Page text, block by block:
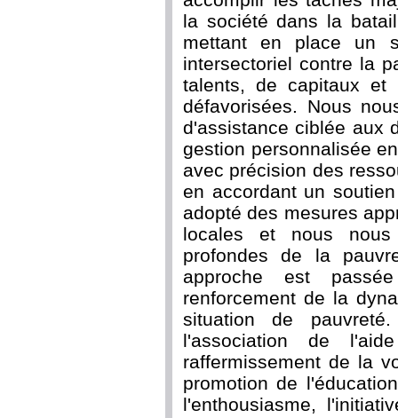
la société dans la
mettant en place un
intersectoriel contre la
talents, de capitaux et
défavorisées. Nous
d'assistance ciblée aux
gestion personnalisée
avec précision des
en accordant un
adopté des mesures
locales et nous
profondes de la
approche est
renforcement de la
situation de
l'association de
raffermissement de la
promotion de
l'enthousiasme,